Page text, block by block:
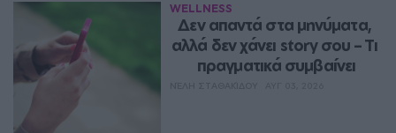
WELLNESS
Δεν απαντά στα μηνύματα,
αλλά δεν χάνει story σου – Τι
πραγματικά συμβαίνει